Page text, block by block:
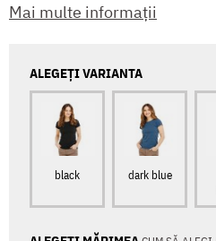
Mai multe informații
ALEGEȚI VARIANTA
black dark blue